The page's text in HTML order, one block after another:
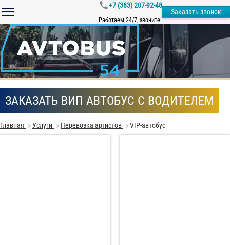
+7 (383) 207-92-48
Работаем 24/7, звоните!
Заказать звонок
ЗАКАЗАТЬ ВИП АВТОБУС С ВОДИТЕЛЕМ
Главная Услуги Перевозка артистов VIP-автобус